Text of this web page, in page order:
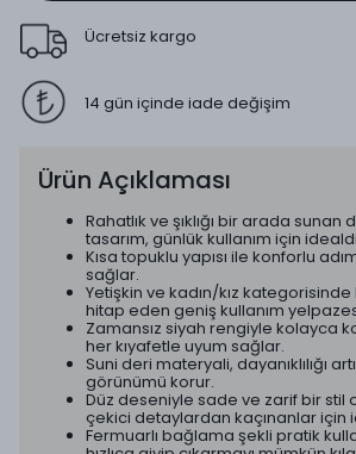
Ücretsiz kargo
14 gün içinde iade değişim
Ürün Açıklaması
Rahatlık ve şıklığı bir arada sunan
tasarım, günlük kullanım için
Kısa topuklu yapısı ile konforlu
sağlar.
Yetişkin ve kadın/kız
hitap eden geniş kullanım
Zamansız siyah rengiyle kolayca
her kıyafetle uyum sağlar.
Suni deri materyali, dayanıklılığı
görünümü korur.
Düz deseniyle sade ve zarif bir stil
çekici detaylardan kaçınanlar için
Fermuarlı bağlama şekli pratik